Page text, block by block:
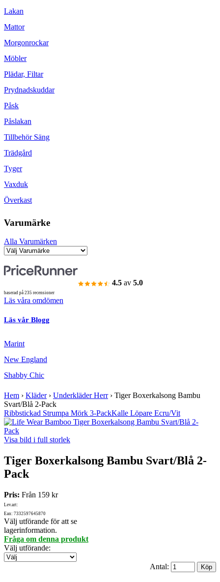
Lakan
Mattor
Morgonrockar
Möbler
Plädar, Filtar
Prydnadskuddar
Påsk
Påslakan
Tillbehör Säng
Trädgård
Tyger
Vaxduk
Överkast
Varumärke
Alla Varumärken
4.5 av 5.0
baserad på 235 recensioner
Läs våra omdömen
Läs vår Blogg
Marint
New England
Shabby Chic
Hem › Kläder› Underkläder Herr› Tiger Boxerkalsong Bambu
Svart/Blå 2-Pack
Ribbstickad Strumpa Mörk 3-PackKalle Löpare Ecru/Vit
Visa bild i full storlek
Tiger Boxerkalsong Bambu Svart/Blå 2-
Pack
Pris: Från 159 kr
Lev.art:
Ean: 7332597645870
Välj utförande för att se
lagerinformation.
Fråga om denna produkt
Välj utförande:
Antal: